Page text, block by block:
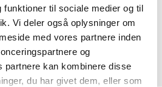
funktioner til sociale medier og til
Vi deler også oplysninger om
med vores partnere inden
og
partnere kan kombinere disse
du har givet dem, eller som
page 'Udgivelser 2005'